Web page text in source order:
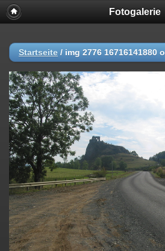
Fotogalerie
Startseite / img 2776 16716141880 o